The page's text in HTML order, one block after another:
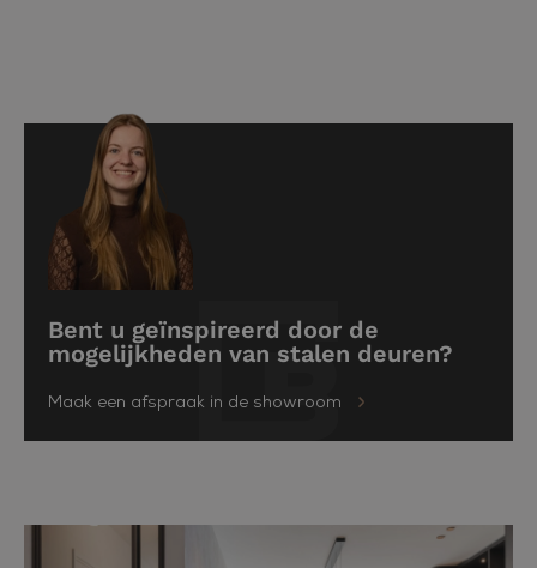
Bent u geïnspireerd door de
mogelijkheden van stalen deuren?
Maak een afspraak in de showroom